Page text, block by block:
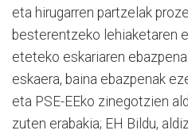
eta hirugarren partzelak
besterentzeko lehiaketaren
eteteko eskariaren
eskaera, baina ebazpenak
eta PSE-EEko zinegotzien
zuten erabakia; EH Bildu,